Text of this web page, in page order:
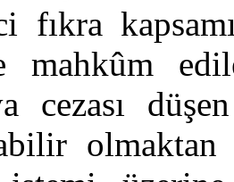
fıkra
mahkûm
cezası
olmaktan